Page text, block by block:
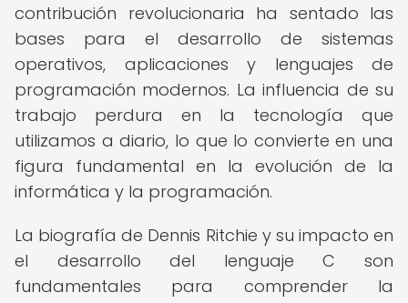
contribución revolucionaria ha sentado las
bases para el desarrollo de sistemas
operativos, aplicaciones y lenguajes de
programación modernos. La influencia de su
trabajo perdura en la tecnología que
utilizamos a diario, lo que lo convierte en una
figura fundamental en la evolución de la
informática y la programación.
La biografía de Dennis Ritchie y su impacto en
el desarrollo del lenguaje C son
fundamentales para comprender la